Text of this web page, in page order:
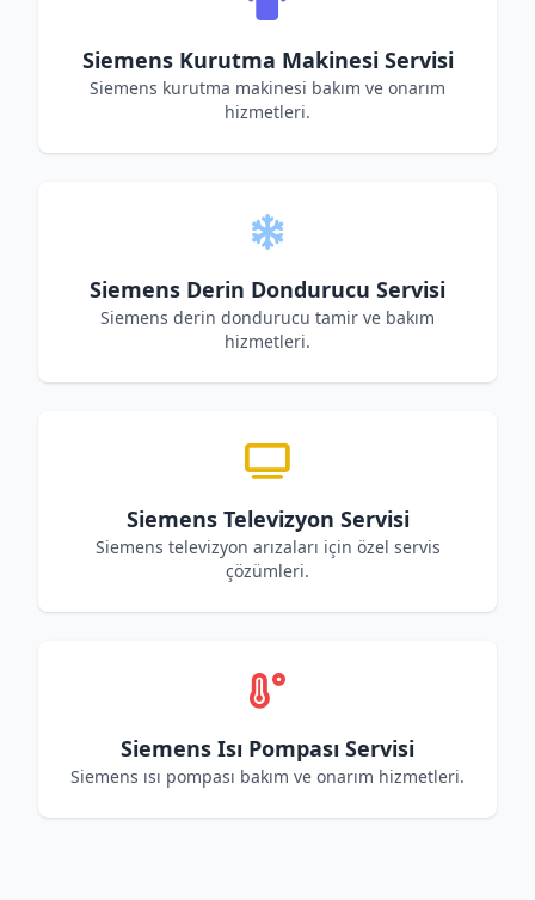
Siemens Kurutma Makinesi Servisi
Siemens kurutma makinesi bakım ve onarım
hizmetleri.
Siemens Derin Dondurucu Servisi
Siemens derin dondurucu tamir ve bakım
hizmetleri.
Siemens Televizyon Servisi
Siemens televizyon arızaları için özel servis
çözümleri.
Siemens Isı Pompası Servisi
Siemens ısı pompası bakım ve onarım hizmetleri.